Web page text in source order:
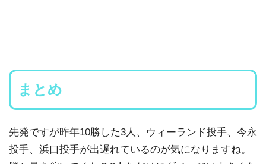
まとめ
先発ですが昨年10勝した3人、ウィーランド投手、今永
投手、浜口投手が出遅れているのが気になりますね。